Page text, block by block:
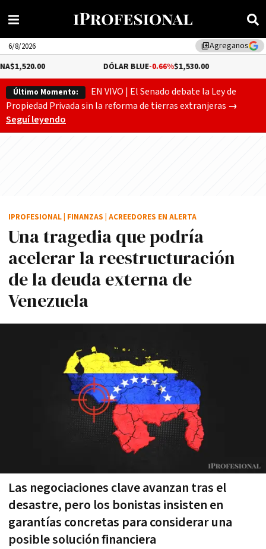
library_addAgreganos
6/8/2026
-0.66%$1,530.00
Último Momento:
EN VIVO | El Senado debate la Ley de
Propiedad Privada sin la reforma de tierras extranjeras →
Seguí leyendo
Una tragedia que podría
acelerar la reestructuración
de la deuda externa de
Venezuela
Las negociaciones clave avanzan tras el
desastre, pero los bonistas insisten en
garantías concretas para considerar una
posible solución financiera
IPROFESIONAL FINANZAS ACREEDORES EN ALERTA